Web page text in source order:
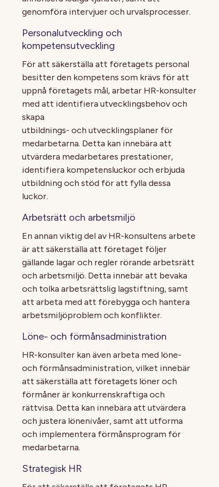
genomföra intervjuer och urvalsprocesser.
Personalutveckling och
kompetensutveckling
För att säkerställa att företagets personal
besitter den kompetens som krävs för att
uppnå företagets mål, arbetar HR-konsulter
med att identifiera utvecklingsbehov och
skapa
utbildnings- och utvecklingsplaner för
medarbetarna. Detta kan innebära att
utvärdera medarbetares prestationer,
identifiera kompetensluckor och erbjuda
utbildning och stöd för att fylla dessa
luckor.
Arbetsrätt och arbetsmiljö
En annan viktig del av HR-konsultens arbete
är att säkerställa att företaget följer
gällande lagar och regler rörande arbetsrätt
och arbetsmiljö. Detta innebär att bevaka
och tolka arbetsrättslig lagstiftning, samt
att arbeta med att förebygga och hantera
arbetsmiljöproblem och konflikter.
Löne- och förmånsadministration
HR-konsulter kan även arbeta med löne-
och förmånsadministration, vilket innebär
att säkerställa att företagets löner och
förmåner är konkurrenskraftiga och
rättvisa. Detta kan innebära att utvärdera
och justera lönenivåer, samt att utforma
och implementera förmånsprogram för
medarbetarna.
Strategisk HR